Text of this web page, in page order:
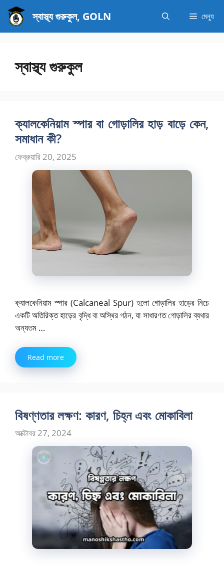
এড়িেয়
লেখায়
যান
স্বাস্থ্য গুরুকুল, GOLN মেন্যু
স্বাস্থ্য গুরুকুল
ক্যালকেনিয়াম স্পার বা গোড়ালির হাড় বাড়ে কেন,
সমাধান কী?
ফেব্রুয়ারি 20, 2025
ক্যালকেনিয়াম স্পার (Calcaneal Spur) হলো গোড়ালির হাড়ের নিচে
একটি অতিরিক্ত হাড়ের বৃদ্ধি বা অস্থির গঠন, যা সাধারণত গোড়ালির ব্যথার
অন্যতম …
Read more
বিষণ্ণতার লক্ষণ: কারণ, চিহ্ন এবং মোকাবিলা
অক্টোবর 27, 2024